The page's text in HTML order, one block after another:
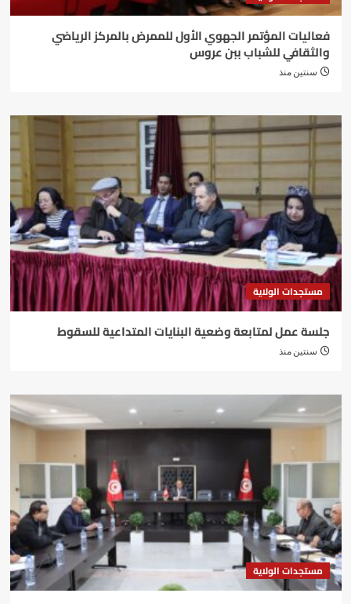
فعاليات المؤتمر الجهوي الأول للممرض بالمركز الرياضي
والثقافي للشباب ببن عروس
سنتين منذ
مستجدات الولاية
جلسة عمل لمتابعة وضعية البنايات المتداعية للسقوط
سنتين منذ
مستجدات الولاية